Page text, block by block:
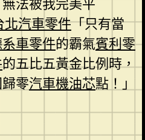
法被我完美平
北汽車零件「只有當
車零件的霸氣賓利零
的五比五黃金比例時，
零汽車機油芯點！」